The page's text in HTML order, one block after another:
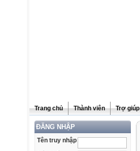
Trang chủ Thành viên Trợ giúp
ĐĂNG NHẬP
Tên truy nhập